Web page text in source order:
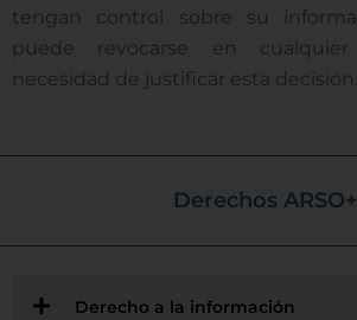
tengan control sobre su
puede revocarse en
necesidad de justificar esta decisión.
Derechos ARSO+
Derecho a la información